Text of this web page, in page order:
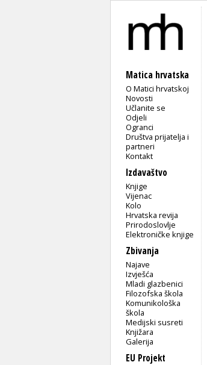
Matica hrvatska
O Matici hrvatskoj
Novosti
Učlanite se
Odjeli
Ogranci
Društva prijatelja i
partneri
Kontakt
Izdavaštvo
Knjige
Vijenac
Kolo
Hrvatska revija
Prirodoslovlje
Elektroničke knjige
Zbivanja
Najave
Izvješća
Mladi glazbenici
Filozofska škola
Komunikološka
škola
Medijski susreti
Knjižara
Galerija
EU Projekt